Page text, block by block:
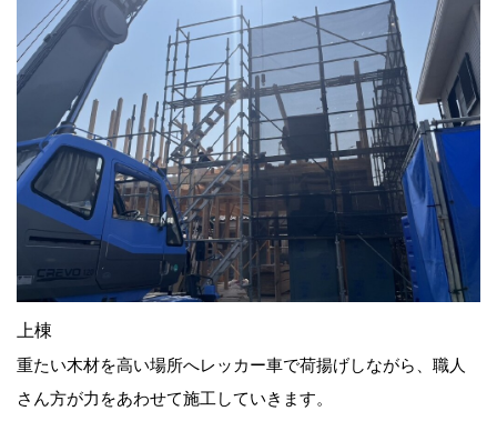
上棟
重たい木材を高い場所へレッカー車で荷揚げしながら、職人
さん方が力をあわせて施工していきます。